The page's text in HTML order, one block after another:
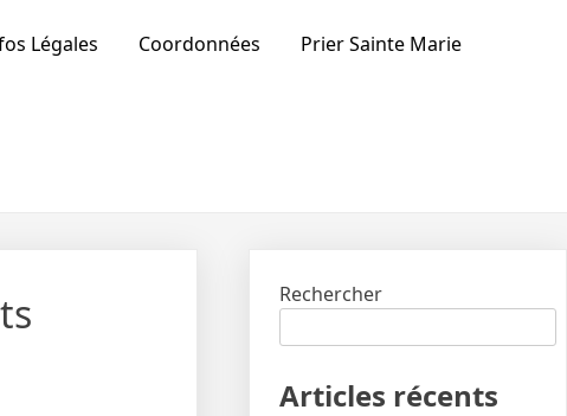
Légales Coordonnées Prier Sainte Marie
Rechercher
Articles récents